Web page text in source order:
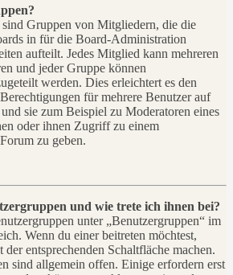
Gruppen von Mitgliedern, die die
in für die Board-Administration
aufteilt. Jedes Mitglied kann mehreren
und jeder Gruppe können
werden. Dies erleichtert es den
für mehrere Benutzer auf
sie zum Beispiel zu Moderatoren eines
oder ihnen Zugriff zu einem
zu geben.
und wie trete ich ihnen bei?
unter „Benutzergruppen“ im
Wenn du einer beitreten möchtest,
der entsprechenden Schaltfläche machen.
sind allgemein offen. Einige erfordern erst